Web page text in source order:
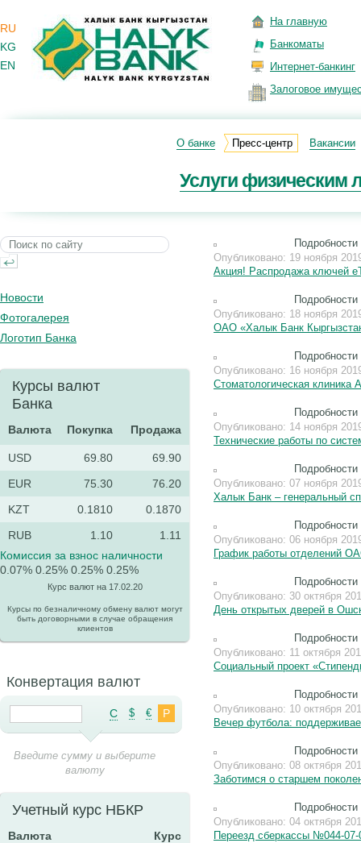
RU
KG
EN
На главную
Банкоматы
Интернет-банкинг
Залоговое
О банке Пресс-центр Вакансии
Услуги физическим
Подробности
Опубликовано: 19 ноября
Акция! Распродажа ключей
Подробности
Опубликовано: 18 ноября
ОАО «Халык Банк
Подробности
Опубликовано: 16 ноября
Стоматологическая
Подробности
Опубликовано: 14 ноября
Технические работы по
Подробности
Опубликовано: 07 ноября
Халык Банк – генеральный
Подробности
Опубликовано: 06 ноября
График работы отделений
Подробности
Опубликовано: 30 октября
День открытых дверей в
Подробности
Опубликовано: 11 октября
Социальный проект
Подробности
Опубликовано: 10 октября
Вечер футбола:
Подробности
Опубликовано: 08 октября
Заботимся о старшем
Подробности
Опубликовано: 04 октября
Переезд сберкассы №044-07-
Новости
Фотогалерея
Логотип Банка
Курсы валют
Банка
Валюта Покупка Продажа
USD 69.80
69.90
EUR
75.30
76.20
KZT
0.1810
0.1870
RUB
1.10
1.11
Комиссия за взнос наличности
0.07% 0.25% 0.25% 0.25%
Курс валют на 17.02.20
Курсы по безналичному обмену валют могут
быть договорными в случае обращения
клиентов
Конвертация валют
C $ € Р
Введите сумму и выберите
валюту
Учетный курс НБКР
Валюта Курс